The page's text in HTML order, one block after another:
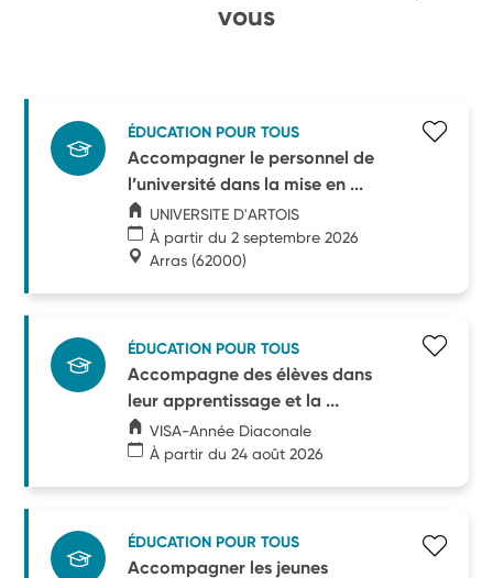
vous
ÉDUCATION POUR TOUS
Accompagner le personnel de
l’université dans la mise en ...
UNIVERSITE D'ARTOIS
À partir du 2 septembre 2026
Arras (62000)
ÉDUCATION POUR TOUS
Accompagne des élèves dans
leur apprentissage et la ...
VISA-Année Diaconale
À partir du 24 août 2026
ÉDUCATION POUR TOUS
Accompagner les jeunes